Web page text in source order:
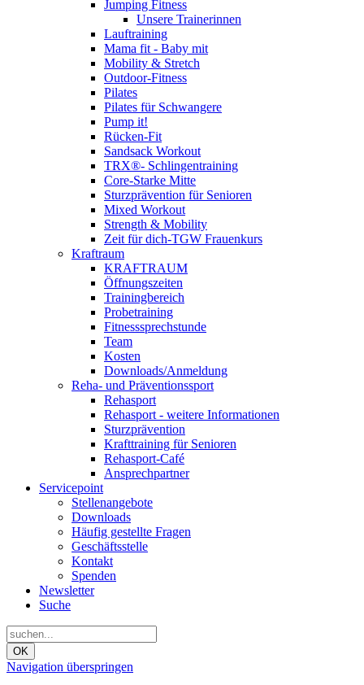
Jumping Fitness
Unsere Trainerinnen
Lauftraining
Mama fit - Baby mit
Mobility & Stretch
Outdoor-Fitness
Pilates
Pilates für Schwangere
Pump it!
Rücken-Fit
Sandsack Workout
TRX®- Schlingentraining
Core-Starke Mitte
Sturzprävention für Senioren
Mixed Workout
Strength & Mobility
Zeit für dich-TGW Frauenkurs
Kraftraum
KRAFTRAUM
Öffnungszeiten
Trainingbereich
Probetraining
Fitnesssprechstunde
Team
Kosten
Downloads/Anmeldung
Reha- und Präventionssport
Rehasport
Rehasport - weitere Informationen
Sturzprävention
Krafttraining für Senioren
Rehasport-Café
Ansprechpartner
Servicepoint
Stellenangebote
Downloads
Häufig gestellte Fragen
Geschäftsstelle
Kontakt
Spenden
Newsletter
Suche
OK
Navigation überspringen